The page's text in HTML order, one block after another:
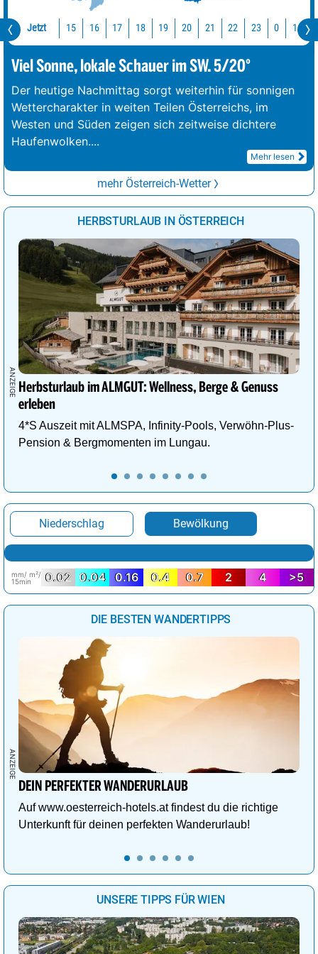
Jetzt 15 16 17 18 19 20 21 22 23 0 1
Viel Sonne, lokale Schauer im SW. 5/20°
Der heutige Nachmittag sorgt weiterhin für sonnigen
Wettercharakter in weiten Teilen Österreichs, im
Westen und Süden zeigen sich zeitweise dichtere
Haufenwolken....
Mehr lesen
mehr Österreich-Wetter
HERBSTURLAUB IN ÖSTERREICH
Herbsturlaub im ALMGUT: Wellness, Berge & Genuss
erleben
4*S Auszeit mit ALMSPA, Infinity-Pools, Verwöhn-Plus-
Pension & Bergmomenten im Lungau.
Niederschlag Bewölkung
mm/ m²/
15min
0.02 0.04 0.16 0.4 0.7 2 4 >5
DIE BESTEN WANDERTIPPS
DEIN PERFEKTER WANDERURLAUB
Auf www.oesterreich-hotels.at findest du die richtige
Unterkunft für deinen perfekten Wanderurlaub!
UNSERE TIPPS FÜR WIEN